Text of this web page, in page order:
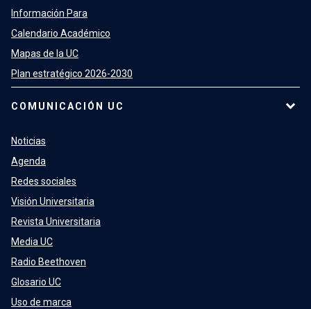
Información Para
Calendario Académico
Mapas de la UC
Plan estratégico 2026-2030
COMUNICACIÓN UC
Noticias
Agenda
Redes sociales
Visión Universitaria
Revista Universitaria
Media UC
Radio Beethoven
Glosario UC
Uso de marca